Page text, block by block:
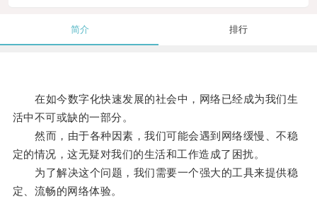
简介 排行
在如今数字化快速发展的社会中，网络已经成为我们生
活中不可或缺的一部分。
然而，由于各种因素，我们可能会遇到网络缓慢、不稳
定的情况，这无疑对我们的生活和工作造成了困扰。
为了解决这个问题，我们需要一个强大的工具来提供稳
定、流畅的网络体验。